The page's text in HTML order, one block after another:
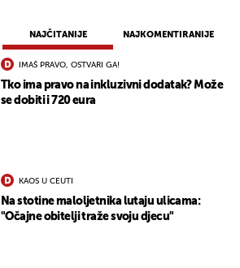
NAJČITANIJE NAJKOMENTIRANIJE
IMAŠ PRAVO, OSTVARI GA!
Tko ima pravo na inkluzivni dodatak? Može
se dobiti i 720 eura
KAOS U CEUTI
Na stotine maloljetnika lutaju ulicama:
"Očajne obitelji traže svoju djecu"